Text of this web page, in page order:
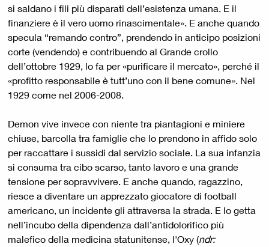
si saldano i fili più disparati dell’esistenza umana. E il
finanziere è il vero uomo rinascimentale». E anche quando
specula “remando contro”, prendendo in anticipo posizioni
corte (vendendo) e contribuendo al Grande crollo
dell’ottobre 1929, lo fa per «purificare il mercato», perché il
«profitto responsabile è tutt’uno con il bene comune». Nel
1929 come nel 2006-2008.
Demon vive invece con niente tra piantagioni e miniere
chiuse, barcolla tra famiglie che lo prendono in affido solo
per raccattare i sussidi dal servizio sociale. La sua infanzia
si consuma tra cibo scarso, tanto lavoro e una grande
tensione per sopravvivere. E anche quando, ragazzino,
riesce a diventare un apprezzato giocatore di football
americano, un incidente gli attraversa la strada. E lo getta
nell’incubo della dipendenza dall’antidolorifico più
malefico della medicina statunitense, l'Oxy (ndr: